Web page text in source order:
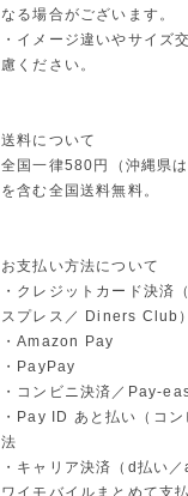
なる場合がございます。
・イメージ違いやサイズ
慮ください。
送料について
全国一律580円（沖縄県
を含む全国送料無料。
お支払い方法について
・クレジットカード決
スプレス／ Diners Club）
・Amazon Pay
・PayPay
・コンビニ決済／Pay-
・Pay ID あと払い（コ
法
・キャリア決済（d払い